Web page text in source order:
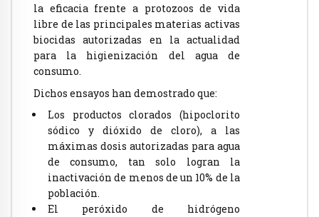
la eficacia frente a protozoos de vida
libre de las principales materias activas
biocidas autorizadas en la actualidad
para la higienización del agua de
consumo.
Dichos ensayos han demostrado que:
Los productos clorados (hipoclorito
sódico y dióxido de cloro), a las
máximas dosis autorizadas para agua
de consumo, tan solo logran la
inactivación de menos de un 10% de la
población.
El peróxido de hidrógeno